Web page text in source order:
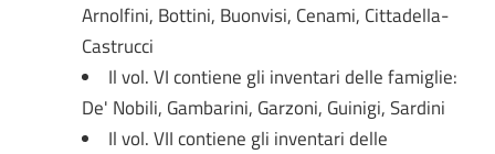
Arnolfini, Bottini, Buonvisi, Cenami, Cittadella-
Castrucci
Il vol. VI contiene gli inventari delle famiglie:
De' Nobili, Gambarini, Garzoni, Guinigi, Sardini
Il vol. VII contiene gli inventari delle